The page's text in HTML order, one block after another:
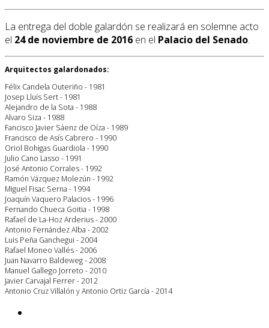
La entrega del doble galardón se realizará en solemne acto
el 24 de noviembre de 2016 en el Palacio del Senado.
Arquitectos galardonados:
Félix Candela Outeriño - 1981
Josep Lluís Sert - 1981
Alejandro de la Sota - 1988
Alvaro Siza - 1988
Fancisco Javier Sáenz de Oíza - 1989
Francisco de Asís Cabrero - 1990
Oriol Bohigas Guardiola - 1990
Julio Cano Lasso - 1991
José Antonio Corrales - 1992
Ramón Vázquez Molezún - 1992
Miguel Fisac Serna - 1994
Joaquín Vaquero Palacios - 1996
Fernando Chueca Goitia - 1998
Rafael de La-Hoz Arderius - 2000
Antonio Fernández Alba - 2002
Luis Peña Ganchegui - 2004
Rafael Moneo Vallés - 2006
Juan Navarro Baldeweg - 2008
Manuel Gallego Jorreto - 2010
Javier Carvajal Ferrer - 2012
Antonio Cruz Villalón y Antonio Ortiz García - 2014